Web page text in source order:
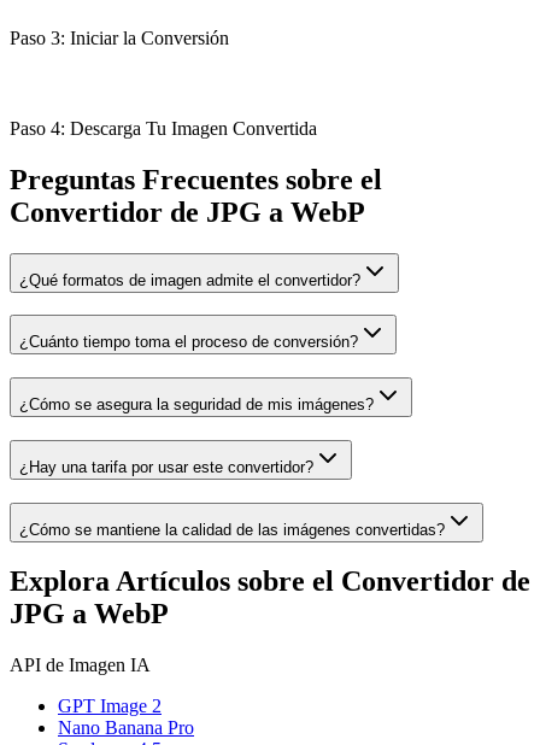
Paso 3: Iniciar la Conversión
Paso 4: Descarga Tu Imagen Convertida
Preguntas Frecuentes sobre el
Convertidor de JPG a WebP
¿Qué formatos de imagen admite el convertidor?
¿Cuánto tiempo toma el proceso de conversión?
¿Cómo se asegura la seguridad de mis imágenes?
¿Hay una tarifa por usar este convertidor?
¿Cómo se mantiene la calidad de las imágenes convertidas?
Explora Artículos sobre el Convertidor de
JPG a WebP
API de Imagen IA
GPT Image 2
Nano Banana Pro